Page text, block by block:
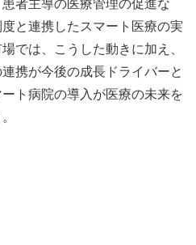
と連携したスマート医療の実
では、こうした動きに加え、
携が今後の成長ドライバーと
ト病院の導入が医療の未来を